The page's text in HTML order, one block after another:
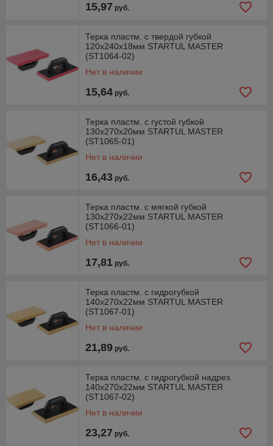
15,97 руб.
Терка пластм. с твердой губкой
120х240х18мм STARTUL MASTER
(ST1064-02)
Нет в наличии
15,64 руб.
Терка пластм. с густой губкой
130х270х20мм STARTUL MASTER
(ST1065-01)
Нет в наличии
16,43 руб.
Терка пластм. с мягкой губкой
130х270х22мм STARTUL MASTER
(ST1066-01)
Нет в наличии
17,81 руб.
Терка пластм. с гидрогубкой
140х270х22мм STARTUL MASTER
(ST1067-01)
Нет в наличии
21,89 руб.
Терка пластм. с гидрогубкой надрез.
140х270х22мм STARTUL MASTER
(ST1067-02)
Нет в наличии
23,27 руб.